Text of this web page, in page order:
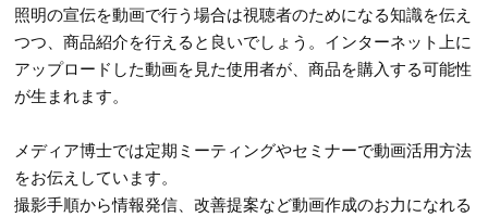
照明の宣伝を動画で行う場合は視聴者のためになる知識を伝え
つつ、商品紹介を行えると良いでしょう。インターネット上に
アップロードした動画を見た使用者が、商品を購入する可能性
が生まれます。
メディア博士では定期ミーティングやセミナーで動画活用方法
をお伝えしています。
撮影手順から情報発信、改善提案など動画作成のお力になれる